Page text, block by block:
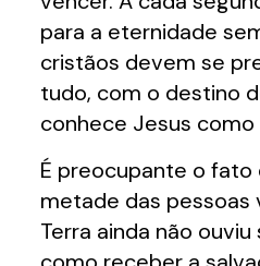
para a eternidade
cristãos devem se
tudo, com o destino
conhece Jesus como
É preocupante o fato
metade das pessoas
Terra ainda não